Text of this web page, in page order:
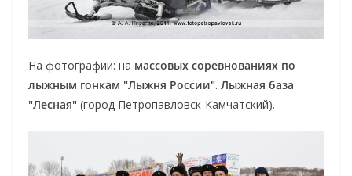
На фотографии: на массовых соревнованиях по
лыжным гонкам "Лыжня России". Лыжная база
"Лесная" (город Петропавловск-Камчатский).